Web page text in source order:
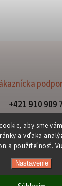
aby sme
a vďaka
a použiteľnosť.
Nastavenie
+421 910 909
Shoptet | Design